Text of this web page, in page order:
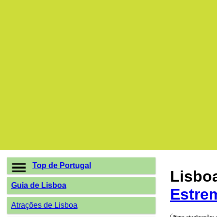
Top de Portugal
Guia de Lisboa
Atrações de Lisboa